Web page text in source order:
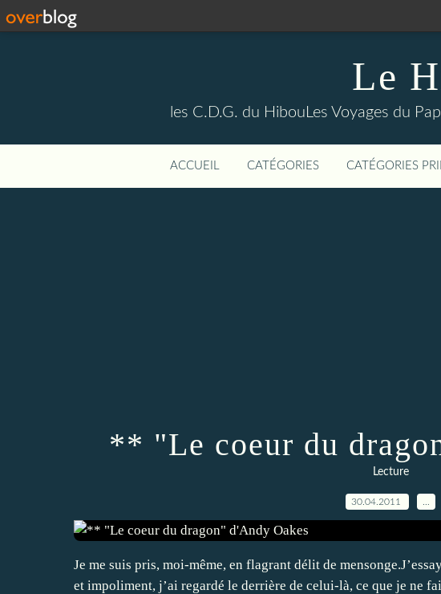
Le
les C.D.G. du HibouLes Voyages du
ACCUEIL CATÉGORIES CATÉGORIES
** "Le coeur du
Lecture
30.04.2011
Je me suis pris, moi-même, en flagrant délit de
et impoliment, j’ai regardé le derrière de celui-là, ce que je ne